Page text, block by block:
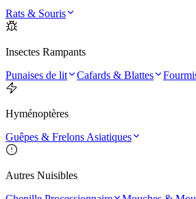
Rats & Souris
Insectes Rampants
Punaises de lit
Cafards & Blattes
Hyménoptères
Guêpes & Frelons Asiatiques
Autres Nuisibles